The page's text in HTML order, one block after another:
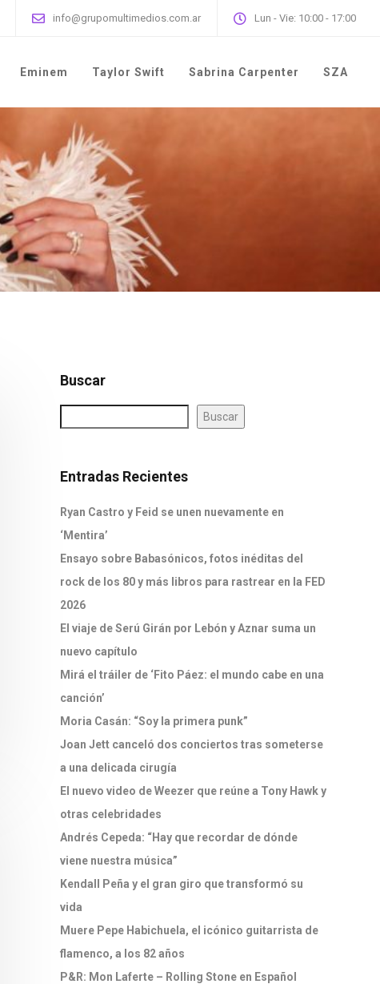
info@grupomultimedios.com.ar Lun - Vie: 10:00 - 17:00
Eminem Taylor Swift Sabrina Carpenter SZA
Buscar
Buscar
Entradas Recientes
Ryan Castro y Feid se unen nuevamente en
‘Mentira’
Ensayo sobre Babasónicos, fotos inéditas del
rock de los 80 y más libros para rastrear en la FED
2026
El viaje de Serú Girán por Lebón y Aznar suma un
nuevo capítulo
Mirá el tráiler de ‘Fito Páez: el mundo cabe en una
canción’
Moria Casán: “Soy la primera punk”
Joan Jett canceló dos conciertos tras someterse
a una delicada cirugía
El nuevo video de Weezer que reúne a Tony Hawk y
otras celebridades
Andrés Cepeda: “Hay que recordar de dónde
viene nuestra música”
Kendall Peña y el gran giro que transformó su
vida
Muere Pepe Habichuela, el icónico guitarrista de
flamenco, a los 82 años
P&R: Mon Laferte – Rolling Stone en Español